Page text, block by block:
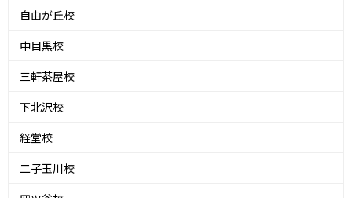
自由が丘校
中目黒校
三軒茶屋校
下北沢校
経堂校
二子玉川校